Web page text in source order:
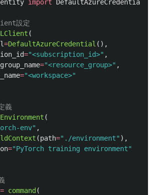
import DefaultAzureCredential
(
=DefaultAzureCredential (),
="<subscription_id>" ,
="<resource_group>" ,
="<workspace>"
Environment (
env" ,
(path=" ./environment" ),
="PyTorch training environment"
= command (